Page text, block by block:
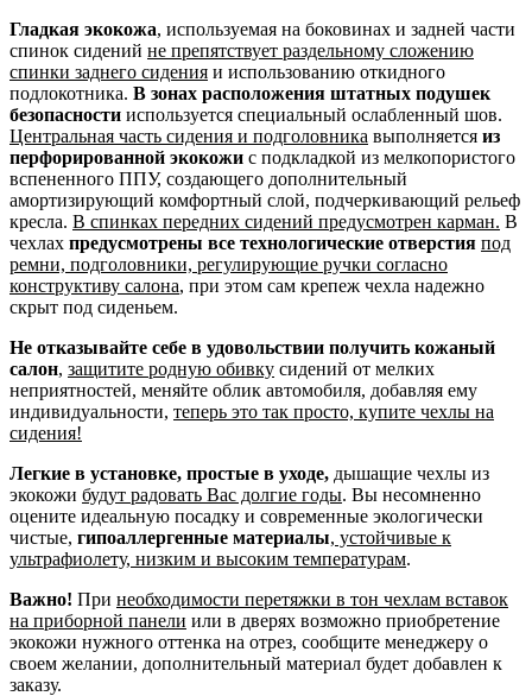
Гладкая экокожа, используемая на боковинах и задней части
спинок сидений не препятствует раздельному сложению
спинки заднего сидения и использованию откидного
подлокотника. В зонах расположения штатных подушек
безопасности используется специальный ослабленный шов.
Центральная часть сидения и подголовника выполняется из
перфорированной экокожи с подкладкой из мелкопористого
вспененного ППУ, создающего дополнительный
амортизирующий комфортный слой, подчеркивающий рельеф
кресла. В спинках передних сидений предусмотрен карман. В
чехлах предусмотрены все технологические отверстия под
ремни, подголовники, регулирующие ручки согласно
конструктиву салона, при этом сам крепеж чехла надежно
скрыт под сиденьем.
Не отказывайте себе в удовольствии получить кожаный
салон, защитите родную обивку сидений от мелких
неприятностей, меняйте облик автомобиля, добавляя ему
индивидуальности, теперь это так просто, купите чехлы на
сидения!
Легкие в установке, простые в уходе, дышащие чехлы из
экокожи будут радовать Вас долгие годы. Вы несомненно
оцените идеальную посадку и современные экологически
чистые, гипоаллергенные материалы, устойчивые к
ультрафиолету, низким и высоким температурам.
Важно! При необходимости перетяжки в тон чехлам вставок
на приборной панели или в дверях возможно приобретение
экокожи нужного оттенка на отрез, сообщите менеджеру о
своем желании, дополнительный материал будет добавлен к
заказу.